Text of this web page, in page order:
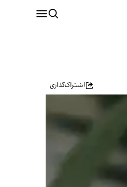
اشتراک‌گذاری